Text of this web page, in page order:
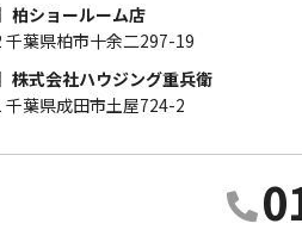
柏ショールーム店
千葉県柏市十余二297-19
株式会社ハウジング重兵衛
千葉県成田市土屋724-2